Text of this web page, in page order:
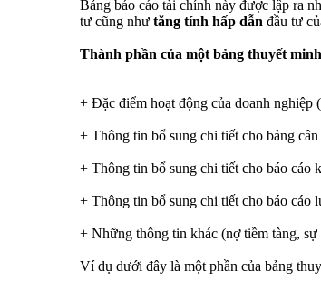
Bảng báo cáo tài chính này được lập ra
tư cũng như tăng tính hấp dẫn đầu tư
Thành phần của một bảng thuyết
+ Đặc điểm hoạt động của doanh
+ Thông tin bổ sung chi tiết cho bảng
+ Thông tin bổ sung chi tiết cho báo cáo
+ Thông tin bổ sung chi tiết cho báo cáo
+ Những thông tin khác (nợ tiềm tàng, sự
Ví dụ dưới đây là một phần của bảng